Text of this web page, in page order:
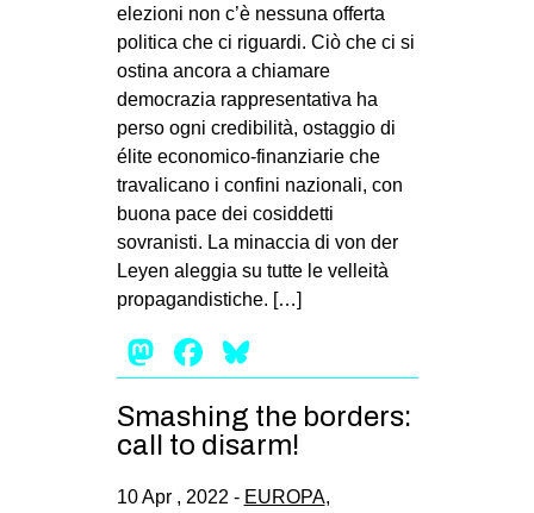
elezioni non c’è nessuna offerta
politica che ci riguardi. Ciò che ci si
ostina ancora a chiamare
democrazia rappresentativa ha
perso ogni credibilità, ostaggio di
élite economico-finanziarie che
travalicano i confini nazionali, con
buona pace dei cosiddetti
sovranisti. La minaccia di von der
Leyen aleggia su tutte le velleità
propagandistiche. […]
Mastodon
Facebook
Smashing the borders:
call to disarm!
10 Apr , 2022 - EUROPA,